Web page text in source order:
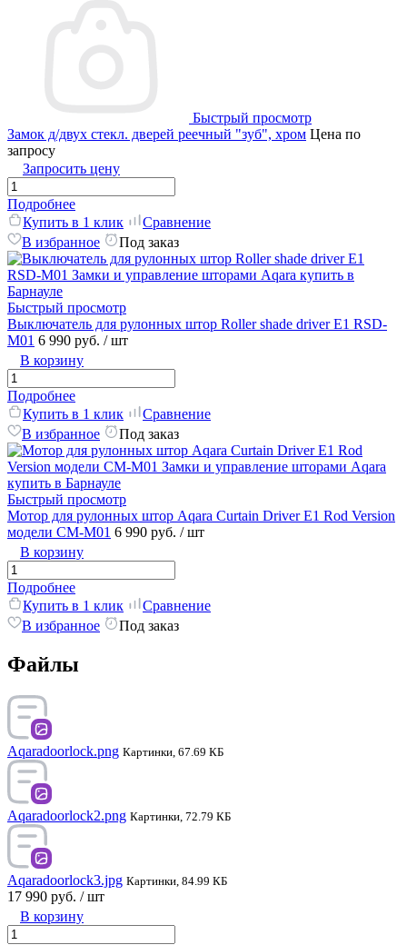
Быстрый просмотр
Замок д/двух стекл. дверей реечный "зуб", хром Цена по
запросу
Запросить цену
Подробнее
Купить в 1 клик
Сравнение
В избранное
Под заказ
Быстрый просмотр
Выключатель для рулонных штор Roller shade driver E1 RSD-
M01 6 990 руб. / шт
В корзину
Подробнее
Купить в 1 клик
Сравнение
В избранное
Под заказ
Быстрый просмотр
Мотор для рулонных штор Aqara Curtain Driver E1 Rod Version
модели CM-M01 6 990 руб. / шт
В корзину
Подробнее
Купить в 1 клик
Сравнение
В избранное
Под заказ
Файлы
Aqaradoorlock.png Картинки, 67.69 КБ
Aqaradoorlock2.png Картинки, 72.79 КБ
Aqaradoorlock3.jpg Картинки, 84.99 КБ
17 990 руб. / шт
В корзину